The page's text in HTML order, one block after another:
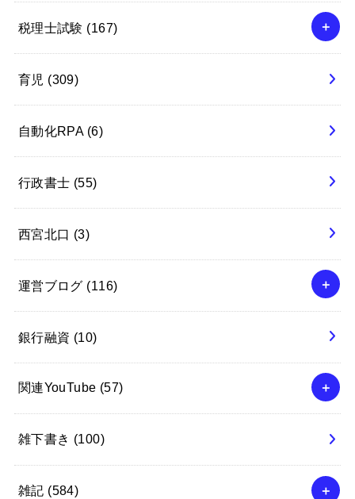
税理士試験 (167)
育児 (309)
自動化RPA (6)
行政書士 (55)
西宮北口 (3)
運営ブログ (116)
銀行融資 (10)
関連YouTube (57)
雑下書き (100)
雑記 (584)